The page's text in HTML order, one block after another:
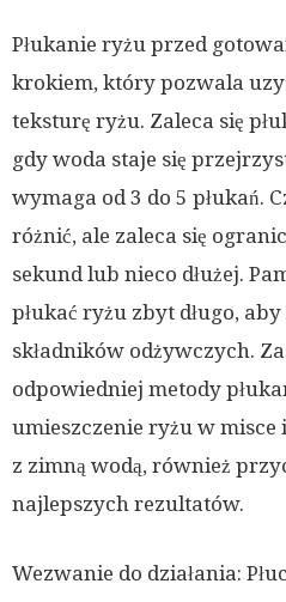
Płukanie ryżu przed
krokiem, który pozwala
teksturę ryżu. Zaleca się
gdy woda staje się
wymaga od 3 do 5 płukań.
różnić, ale zaleca się
sekund lub nieco dłużej.
płukać ryżu zbyt długo,
składników odżywczych.
odpowiedniej metody
umieszczenie ryżu w misce
z zimną wodą, również
najlepszych rezultatów.
Wezwanie do działania: